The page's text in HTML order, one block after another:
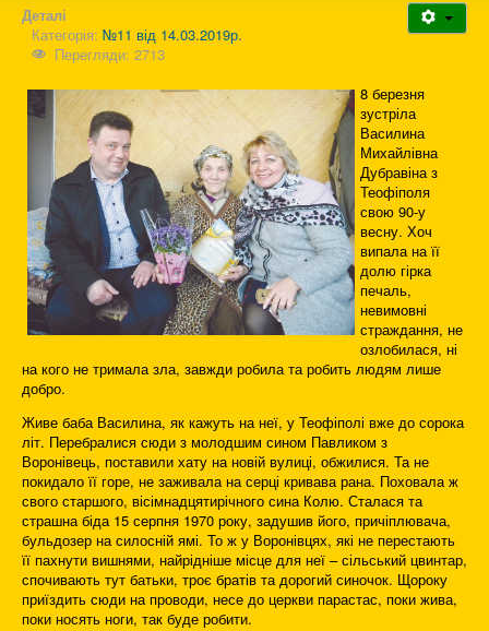
Деталі
Категорія: №11 від 14.03.2019р.
Перегляди: 2713
8 березня
зустріла
Василина
Михайлівна
Дубравіна з
Теофіполя
свою 90-у
весну. Хоч
випала на її
долю гірка
печаль,
невимовні
страждання, не
озлобилася, ні
на кого не тримала зла, завжди робила та робить людям лише
добро.
Живе баба Василина, як кажуть на неї, у Теофіполі вже до сорока
літ. Перебралися сюди з молодшим сином Павликом з
Воронівець, поставили хату на новій вулиці, обжилися. Та не
покидало її горе, не заживала на серці кривава рана. Поховала ж
свого старшого, вісімнадцятирічного сина Колю. Сталася та
страшна біда 15 серпня 1970 року, задушив його, причіплювача,
бульдозер на силосній ямі. То ж у Воронівцях, які не перестають
її пахнути вишнями, найрідніше місце для неї – сільський цвинтар,
спочивають тут батьки, троє братів та дорогий синочок. Щороку
приїздить сюди на проводи, несе до церкви парастас, поки жива,
поки носять ноги, так буде робити.